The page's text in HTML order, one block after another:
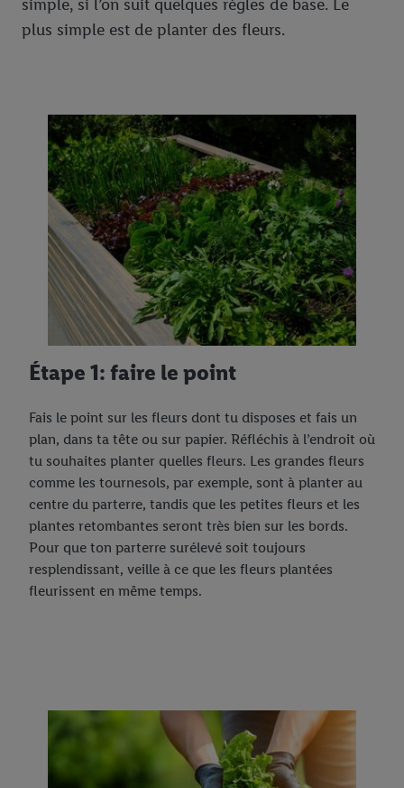
simple, si l’on suit quelques règles de base. Le
plus simple est de planter des fleurs.
Étape 1: faire le point
Fais le point sur les fleurs dont tu disposes et fais un
plan, dans ta tête ou sur papier. Réfléchis à l’endroit où
tu souhaites planter quelles fleurs. Les grandes fleurs
comme les tournesols, par exemple, sont à planter au
centre du parterre, tandis que les petites fleurs et les
plantes retombantes seront très bien sur les bords.
Pour que ton parterre surélevé soit toujours
resplendissant, veille à ce que les fleurs plantées
fleurissent en même temps.